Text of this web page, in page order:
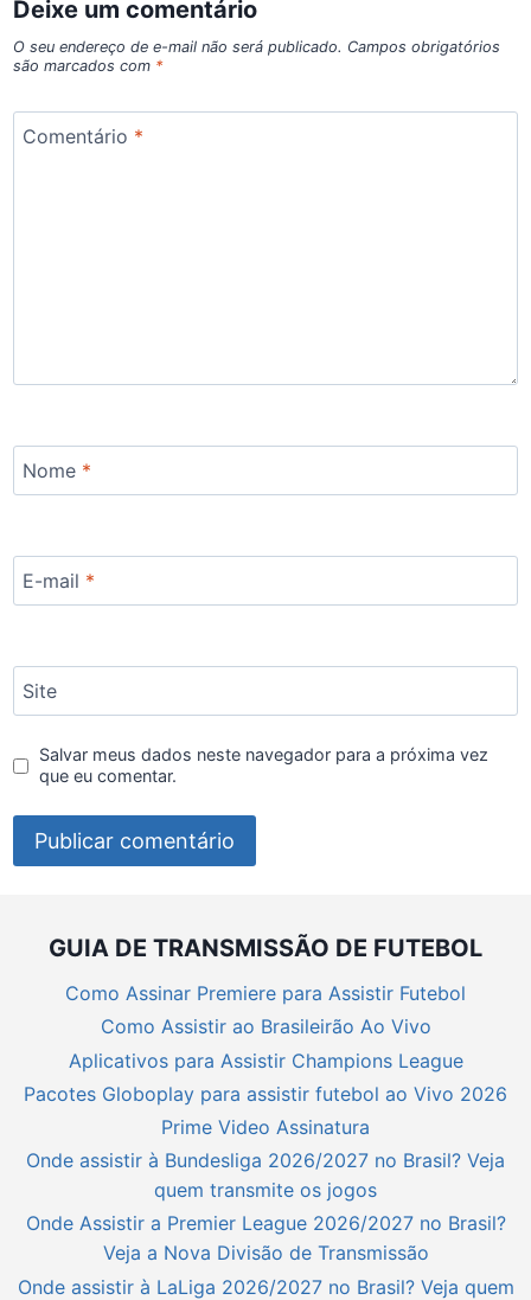
Deixe um comentário
O seu endereço de e-mail não será publicado. Campos obrigatórios
são marcados com *
Comentário *
Nome *
E-mail *
Site
Salvar meus dados neste navegador para a próxima vez
que eu comentar.
GUIA DE TRANSMISSÃO DE FUTEBOL
Como Assinar Premiere para Assistir Futebol
Como Assistir ao Brasileirão Ao Vivo
Aplicativos para Assistir Champions League
Pacotes Globoplay para assistir futebol ao Vivo 2026
Prime Video Assinatura
Onde assistir à Bundesliga 2026/2027 no Brasil? Veja
quem transmite os jogos
Onde Assistir a Premier League 2026/2027 no Brasil?
Veja a Nova Divisão de Transmissão
Onde assistir à LaLiga 2026/2027 no Brasil? Veja quem